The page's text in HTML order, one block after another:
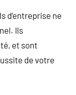
d’entreprise ne
Ils
et sont
de votre